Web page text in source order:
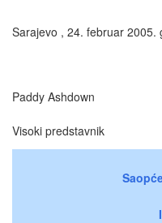
Sarajevo , 24. februar 2005.
Paddy Ashdown
Visoki predstavnik